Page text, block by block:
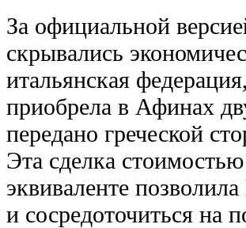
За официальной
скрывались
итальянская
приобрела в Афинах
передано греческой
Эта сделка
эквиваленте
и сосредоточиться на